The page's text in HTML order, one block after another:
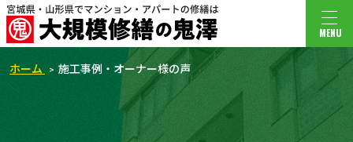
MENU
ホーム 施工事例・オーナー様の声